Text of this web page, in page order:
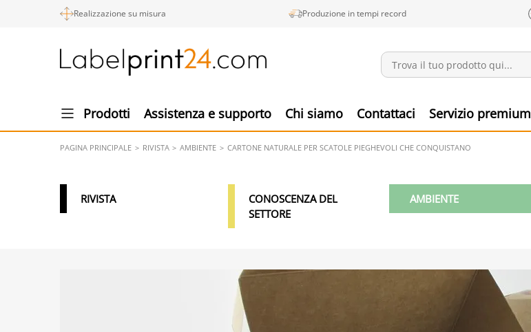
Realizzazione su misura Produzione in tempi record
Prodotti Assistenza e supporto Chi siamo Contattaci Servizio premium
PAGINA PRINCIPALE RIVISTA AMBIENTE CARTONE NATURALE PER SCATOLE PIEGHEVOLI CHE CONQUISTANO
RIVISTA
CONOSCENZA DEL
SETTORE
AMBIENTE